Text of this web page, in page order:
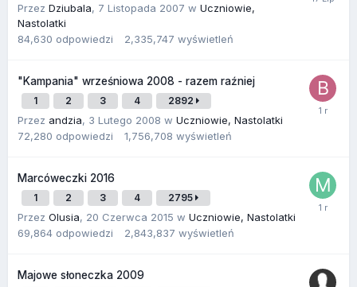
Przez Dziubala, 7 Listopada 2007 w Uczniowie,
Nastolatki
84,630 odpowiedzi 2,335,747 wyświetleń
"Kampania" wrześniowa 2008 - razem raźniej
1 2 3 4 2892
Przez andzia, 3 Lutego 2008 w Uczniowie, Nastolatki
72,280 odpowiedzi 1,756,708 wyświetleń
Marcóweczki 2016
1 2 3 4 2795
Przez Olusia, 20 Czerwca 2015 w Uczniowie, Nastolatki
69,864 odpowiedzi 2,843,837 wyświetleń
Majowe słoneczka 2009